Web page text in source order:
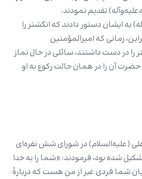
تقدیم نمودند.
به ایشان دستور دادند که انگشتر را
زمانی که امیرالمؤمنین
را در دست داشتند، سائلی در حال نماز
آن را در همان حالت رکوع به او
(علیه‌السلام) در شورای شش نفره‌ای
شده بود، فرمودند: «شما را به خدا
شما فردی غیر از من هست که دربارۀ